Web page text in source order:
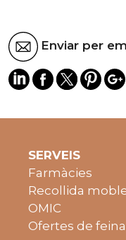
Enviar per
SERVEIS
Farmàcies
Recollida
OMIC
Ofertes de feina